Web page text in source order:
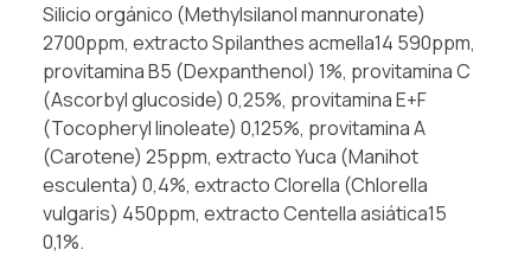
Silicio orgánico (Methylsilanol mannuronate)
2700ppm, extracto Spilanthes acmella14 590ppm,
provitamina B5 (Dexpanthenol) 1%, provitamina C
(Ascorbyl glucoside) 0,25%, provitamina E+F
(Tocopheryl linoleate) 0,125%, provitamina A
(Carotene) 25ppm, extracto Yuca (Manihot
esculenta) 0,4%, extracto Clorella (Chlorella
vulgaris) 450ppm, extracto Centella asiática15
0,1%.